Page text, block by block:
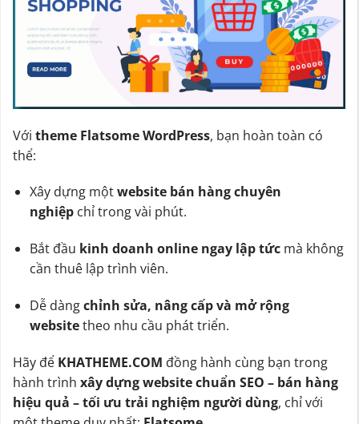
Với theme Flatsome WordPress, bạn hoàn toàn có
thể:
Xây dựng mộtwebsite bán hàng chuyên
nghiệpchỉ trong vài phút.
Bắt đầu kinh doanh online ngay lập tứcmà không
cần thuê lập trình viên.
Dễ dàngchỉnh sửa, nâng cấp và mở rộng
websitetheo nhu cầu phát triển.
Hãy để KHATHEME.COM đồng hành cùng bạn trong
hành trình xây dựng website chuẩn SEO – bán hàng
hiệu quả – tối ưu trải nghiệm người dùng, chỉ với